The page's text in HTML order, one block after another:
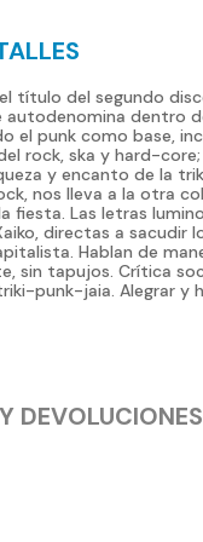
título del segundo
autodenomina dentro
el punk como base,
rock, ska y hard-
y encanto de la
nos lleva a la otra
fiesta. Las letras
directas a sacudir
Hablan de
sin tapujos. Crítica
punk-jaia. Alegrar y
DEVOLUCIONES